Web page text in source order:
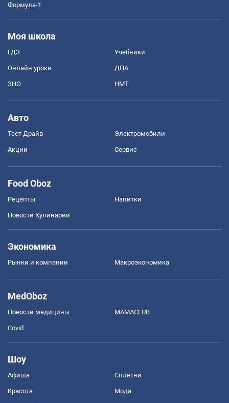
Формула-1
Моя школа
ГДЗ Учебники
Онлайн уроки ДПА
ЗНО НМТ
Авто
Тест Драйв Электромобили
Акции Сервис
Food Oboz
Рецепты Напитки
Новости Кулинарии
Экономика
Рынки и компании Mакроэкономика
MedOboz
Новости медицины MAMACLUB
Covid
Шоу
Афиша Сплетни
Красота Мода